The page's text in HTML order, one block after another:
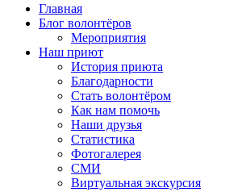
Главная
Блог волонтёров
Мероприятия
Наш приют
История приюта
Благодарности
Cтать волонтёром
Как нам помочь
Наши друзья
Статистика
Фотогалерея
СМИ
Виртуальная экскурсия